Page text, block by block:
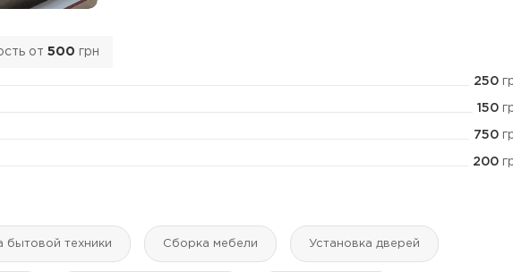
от 500 грн
250
150
750
200
бытовой техники Сборка мебели Установка дверей